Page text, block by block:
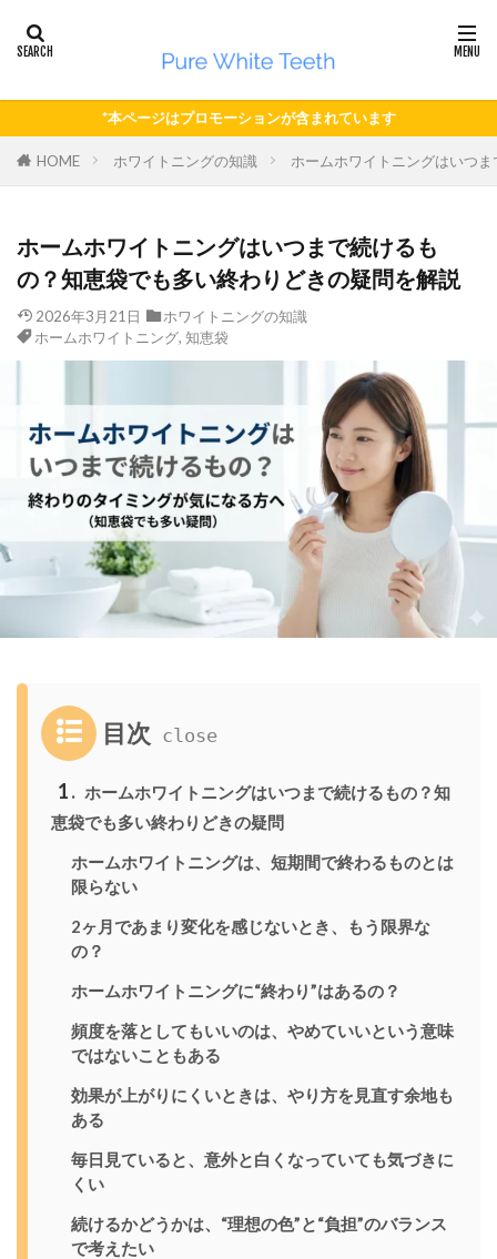
*本ページはプロモーションが含まれています
HOME ホワイトニングの知識 ホームホワイトニングはいつ
ホームホワイトニングはいつまで続けるも
の？知恵袋でも多い終わりどきの疑問を解説
2026年3月21日
ホワイトニングの知識
ホームホワイトニング, 知恵袋
目次
1
ホームホワイトニングはいつまで続けるもの？知
恵袋でも多い終わりどきの疑問
ホームホワイトニングは、短期間で終わるものとは
限らない
2ヶ月であまり変化を感じないとき、もう限界な
の？
ホームホワイトニングに“終わり”はあるの？
頻度を落としてもいいのは、やめていいという意味
ではないこともある
効果が上がりにくいときは、やり方を見直す余地も
ある
毎日見ていると、意外と白くなっていても気づきに
くい
続けるかどうかは、“理想の色”と“負担”のバランス
で考えたい